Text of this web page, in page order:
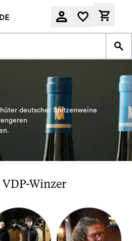
deutscher Spitzenweine
VDP-Winzer